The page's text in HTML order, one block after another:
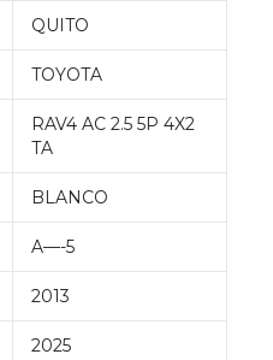
QUITO
TOYOTA
RAV4 AC 2.5 5P 4X2
TA
BLANCO
A—-5
2013
2025